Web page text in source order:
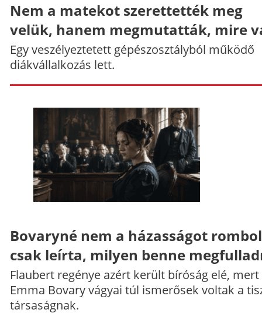
Nem a matekot szerettették meg
velük, hanem megmutatták, mire
Egy veszélyeztetett gépészosztályból működő
diákvállalkozás lett.
Bovaryné nem a házasságot
csak leírta, milyen benne
Flaubert regénye azért került bíróság elé, mert
Emma Bovary vágyai túl ismerősek voltak a
társaságnak.